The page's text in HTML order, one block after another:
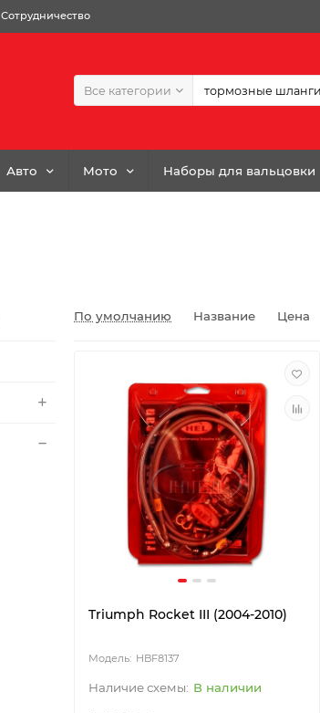
Сотрудничество
Все категории
Авто Мото Наборы для вальцовки
По умолчанию Название Цена
Triumph Rocket III (2004-2010)
HBF8137
В наличии